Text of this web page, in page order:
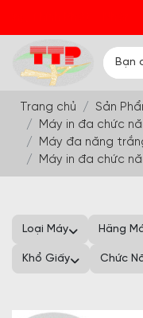
Phát - Nhận quà bất
Trang chủ Sản
Máy in đa chức
Máy đa năng
Máy in đa chức
Loại Máy Hãng
Khổ Giấy Chức